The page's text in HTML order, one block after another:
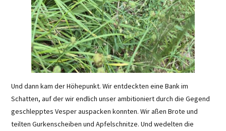
Und dann kam der Höhepunkt. Wir entdeckten eine Bank im
Schatten, auf der wir endlich unser ambitioniert durch die Gegend
geschlepptes Vesper auspacken konnten. Wir aßen Brote und
teilten Gurkenscheiben und Apfelschnitze. Und wedelten die